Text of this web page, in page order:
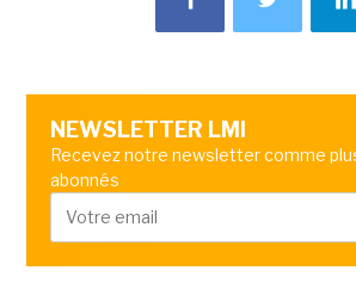
NEWSLETTER LMI
Recevez notre newsletter comme
abonnés